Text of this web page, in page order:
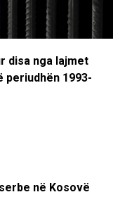
disa nga lajmet
periudhën 1993-
në Kosovë